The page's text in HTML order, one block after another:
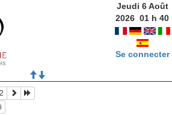
Jeudi 6 Août
2026 01 h40
Se connecter